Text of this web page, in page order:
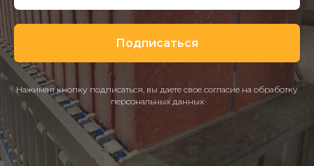
Подписаться
Нажимая кнопку подписаться, вы даете свое согласие на обработку
персональных данных